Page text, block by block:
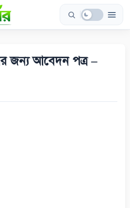
জন্য আবেদন পত্র –